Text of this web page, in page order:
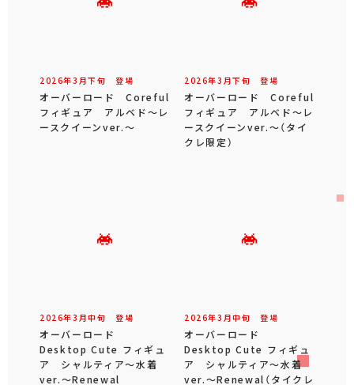
2026年3 月下旬 登場
オーバーロード Coreful
フィギュア アルベド～レ
ースクイーンver.～
2026年3 月下旬 登場
オーバーロード Coreful
フィギュア アルベド～レ
ースクイーンver.～（タイ
クレ限定）
2026年3 月中旬 登場
オーバーロード
Desktop Cute フィギュ
ア シャルティア～水着
ver.～Renewal
2026年3 月中旬 登場
オーバーロード
Desktop Cute フィギュ
ア シャルティア～水着
ver.～Renewal（タイクレ